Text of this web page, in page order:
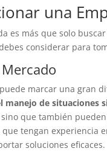
una
es más que solo
considerar para
marcar una gran
de situaciones
que también
tengan experiencia
soluciones eficaces.